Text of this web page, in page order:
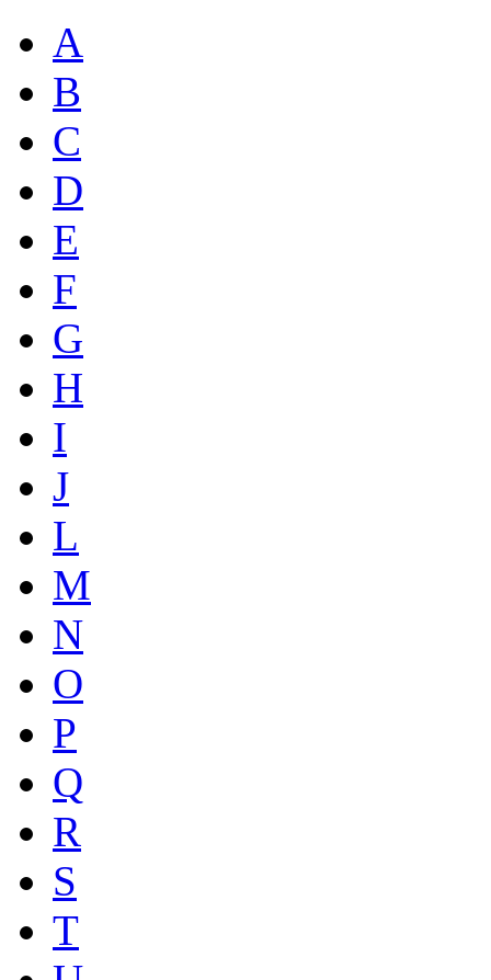
A
B
C
D
E
F
G
H
I
J
L
M
N
O
P
Q
R
S
T